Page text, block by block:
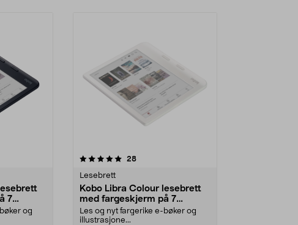
7
og
28anmeldelser
Lesebrett
Kobo Libra Colour lesebrett
med fargeskjerm på 7
tommer
Les og nyt fargerike e-bøker og
illustrasjone...